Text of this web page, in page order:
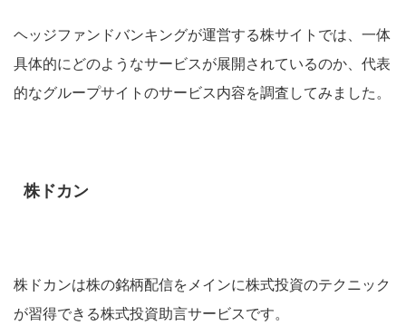
ヘッジファンドバンキングが運営する株サイトでは、一体
具体的にどのようなサービスが展開されているのか、 代表
的なグループサイトのサービス内容を調査してみました。
株ドカン
株ドカンは株の銘柄配信をメインに株式投資のテクニック
が習得できる株式投資助言サービスです